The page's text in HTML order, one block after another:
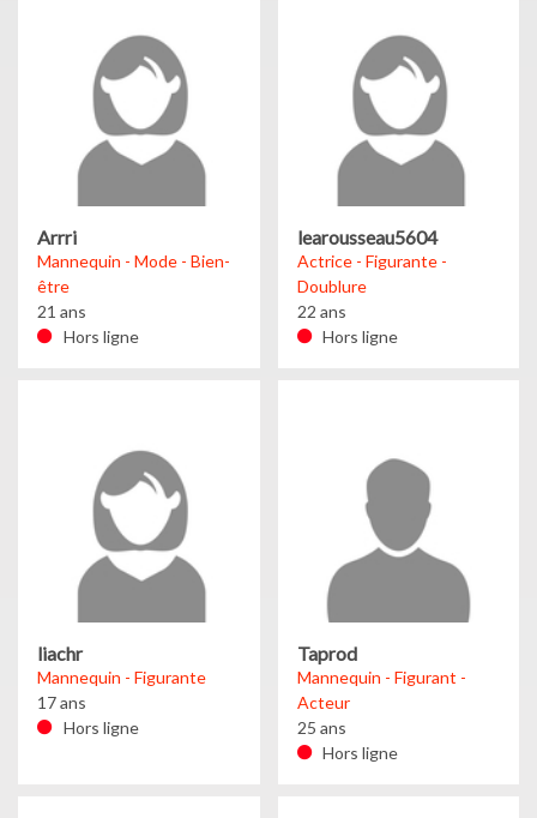
Arrri
Mannequin - Mode - Bien-
être
21 ans
Hors ligne
learousseau5604
Actrice - Figurante -
Doublure
22 ans
Hors ligne
liachr
Mannequin - Figurante
17 ans
Hors ligne
Taprod
Mannequin - Figurant -
Acteur
25 ans
Hors ligne